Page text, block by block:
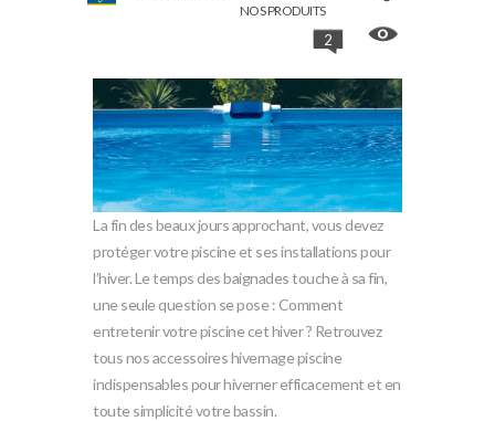
NOS PRODUITS
2
La fin des beaux jours approchant, vous devez
protéger votre piscine et ses installations pour
l’hiver. Le temps des baignades touche à sa fin,
une seule question se pose : Comment
entretenir votre piscine cet hiver ? Retrouvez
tous nos accessoires hivernage piscine
indispensables pour hiverner efficacement et en
toute simplicité votre bassin.